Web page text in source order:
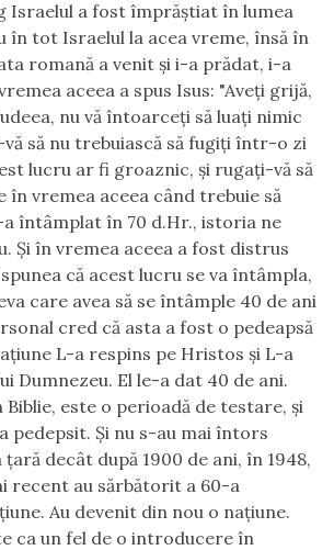
Israelul a fost împrăştiat în lumea
în tot Israelul la acea vreme, însă în
romană a venit şi i-a prădat, i-a
aceea a spus Isus: "Aveţi grijă,
nu vă întoarceţi să luaţi nimic
să nu trebuiască să fugiţi într-o zi
lucru ar fi groaznic, şi rugaţi-vă să
în vremea aceea când trebuie să
a întâmplat în 70 d.Hr., istoria ne
Şi în vremea aceea a fost distrus
că acest lucru se va întâmpla,
care avea să se întâmple 40 de ani
cred că asta a fost o pedeapsă
L-a respins pe Hristos şi L-a
Dumnezeu. El le-a dat 40 de ani.
Biblie, este o perioadă de testare, şi
pedepsit. Şi nu s-au mai întors
decât după 1900 de ani, în 1948,
recent au sărbătorit a 60-a
Au devenit din nou o naţiune.
ca un fel de o introducere în